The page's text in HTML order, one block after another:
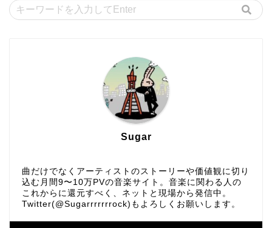
Sugar
曲だけでなくアーティストのストーリーや価値観に切り
込む月間9〜10万PVの音楽サイト。音楽に関わる人の
これからに還元すべく、ネットと現場から発信中。
Twitter(@Sugarrrrrrrock)もよろしくお願いします。